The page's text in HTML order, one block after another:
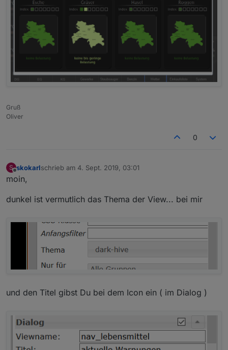
UWZ-Widgets:
Gruß
Oliver
0
S
Offline
skokarlschrieb am 4. Sept. 2019, 03:01
zuletzt editiert von
moin,
dunkel ist vermutlich das Thema der View... bei mir
und den Titel gibst Du bei dem Icon ein ( im Dialog )